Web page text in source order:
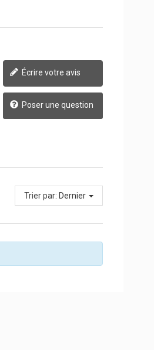
Écrire votre avis
Poser une question
Trier par: Dernier